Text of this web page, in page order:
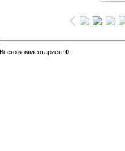
Всего комментариев: 0